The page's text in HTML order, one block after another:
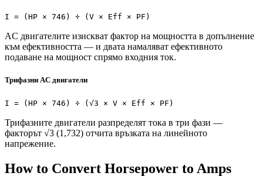
I = (HP × 746) ÷ (V × Eff × PF)
AC двигателите изискват фактор на мощността в допълнение
към ефективността — и двата намаляват ефективното
подаване на мощност спрямо входния ток.
Трифазни AC двигатели
I = (HP × 746) ÷ (√3 × V × Eff × PF)
Трифазните двигатели разпределят тока в три фази —
факторът √3 (1,732) отчита връзката на линейното
напрежение.
How to Convert Horsepower to Amps